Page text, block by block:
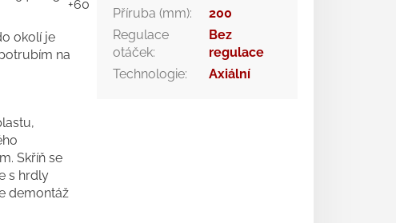
+60
okolí je
na
Skříň se
s hrdly
demontáž
Příruba (mm):
200
Regulace
otáček:
Bez
regulace
Technologie: Axiální